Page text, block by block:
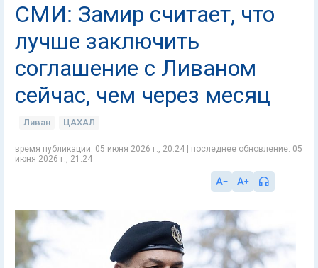
СМИ: Замир считает, что
лучше заключить
соглашение с Ливаном
сейчас, чем через месяц
Ливан ЦАХАЛ
время публикации: 05 июня 2026 г., 20:24 | последнее обновление: 05
июня 2026 г., 21:24